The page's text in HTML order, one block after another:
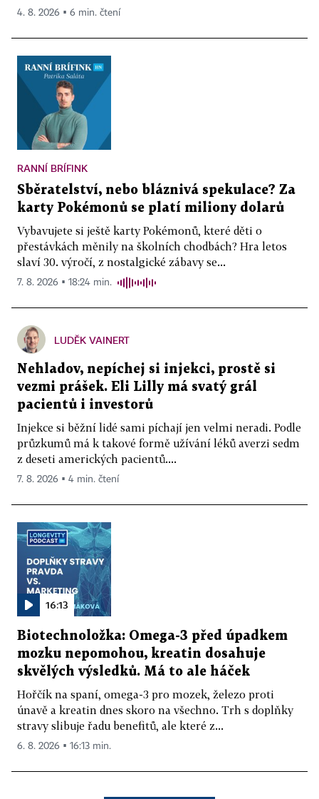
4. 8. 2026 ▪ 6 min. čtení
RANNÍ BRÍFINK
Sběratelství, nebo bláznivá spekulace? Za
karty Pokémonů se platí miliony dolarů
Vybavujete si ještě karty Pokémonů, které děti o
přestávkách měnily na školních chodbách? Hra letos
slaví 30. výročí, z nostalgické zábavy se...
7. 8. 2026 ▪ 18:24 min.
LUDĚK VAINERT
Nehladov, nepíchej si injekci, prostě si
vezmi prášek. Eli Lilly má svatý grál
pacientů i investorů
Injekce si běžní lidé sami píchají jen velmi neradi. Podle
průzkumů má k takové formě užívání léků averzi sedm
z deseti amerických pacientů....
7. 8. 2026 ▪ 4 min. čtení
16:13
Biotechnoložka: Omega-3 před úpadkem
mozku nepomohou, kreatin dosahuje
skvělých výsledků. Má to ale háček
Hořčík na spaní, omega-3 pro mozek, železo proti
únavě a kreatin dnes skoro na všechno. Trh s doplňky
stravy slibuje řadu benefitů, ale které z...
6. 8. 2026 ▪ 16:13 min.